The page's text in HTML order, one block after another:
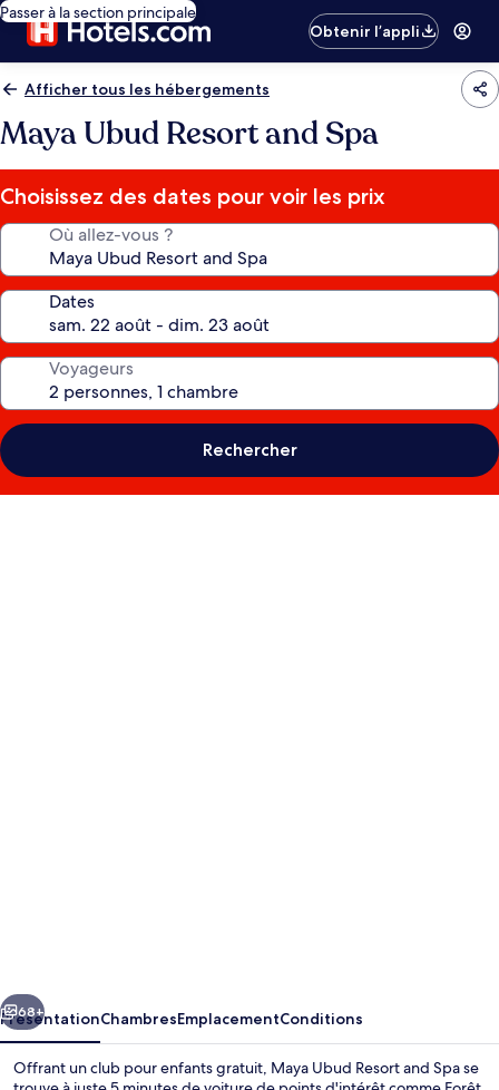
Passer à la section principale
Obtenir l’appli
Afficher tous les hébergements
Maya Ubud Resort and Spa
Choisissez des dates pour voir les prix
Où allez-vous ?
Dates
Voyageurs
Rechercher
Spa
Suivant
68+
PrésentationChambresEmplacementConditions
Offrant un club pour enfants gratuit, Maya Ubud Resort and Spa se